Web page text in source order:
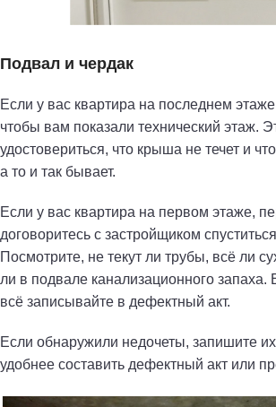
Подвал и чердак
Если у вас квартира на последнем
чтобы вам показали технический этаж.
удостовериться, что крыша не течет и
а то и так бывает.
Если у вас квартира на первом этаже,
договоритесь с застройщиком
Посмотрите, не текут ли трубы, всё ли
ли в подвале канализационного запаха.
всё записывайте в дефектный акт.
Если обнаружили недочеты, запишите
удобнее составить дефектный акт или